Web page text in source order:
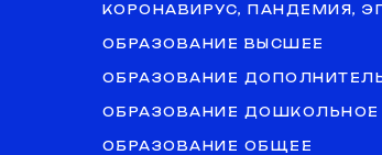
КОРОНАВИРУС, ПАНДЕМИЯ,
ОБРАЗОВАНИЕ ВЫСШЕЕ
ОБРАЗОВАНИЕ
ОБРАЗОВАНИЕ ДОШКОЛЬНОЕ
ОБРАЗОВАНИЕ ОБЩЕЕ